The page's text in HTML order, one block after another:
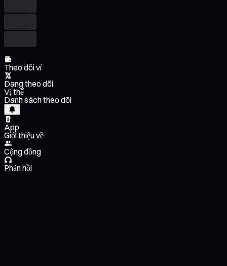
Theo dõi ví
Đang theo dõi
Vị thế
Danh sách theo dõi
App
Giới thiệu về
Cộng đồng
Phản hồi